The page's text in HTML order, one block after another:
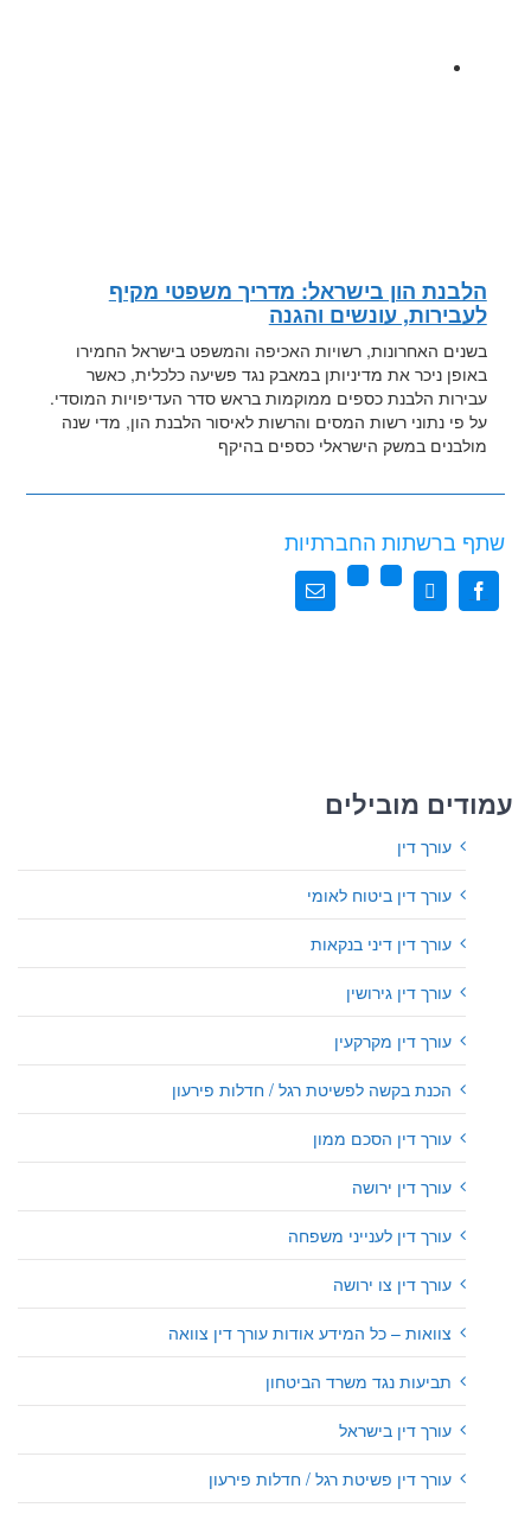
הלבנת הון בישראל: מדריך משפטי מקיף
לעבירות, עונשים והגנה
בשנים האחרונות, רשויות האכיפה והמשפט בישראל החמירו
באופן ניכר את מדיניותן במאבק נגד פשיעה כלכלית, כאשר
עבירות הלבנת כספים ממוקמות בראש סדר העדיפויות המוסדי.
על פי נתוני רשות המסים והרשות לאיסור הלבנת הון, מדי שנה
מולבנים במשק הישראלי כספים בהיקף
שתף ברשתות החברתיות
עמודים מובילים
עורך דין
עורך דין ביטוח לאומי
עורך דין דיני בנקאות
עורך דין גירושין
עורך דין מקרקעין
הכנת בקשה לפשיטת רגל / חדלות פירעון
עורך דין הסכם ממון
עורך דין ירושה
עורך דין לענייני משפחה
עורך דין צו ירושה
צוואות – כל המידע אודות עורך דין צוואה
תביעות נגד משרד הביטחון
עורך דין בישראל
עורך דין פשיטת רגל / חדלות פירעון